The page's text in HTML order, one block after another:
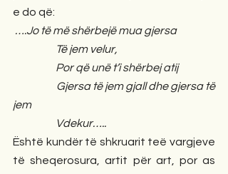
e do që:
….Jo të më shërbejë mua gjersa
                    Të jem velur,
                    Por që unë t’i shërbej atij
jem
                    Vdekur…..
Është kundër të shkruarit teë vargjeve
të sheqerosura, artit për art, por as